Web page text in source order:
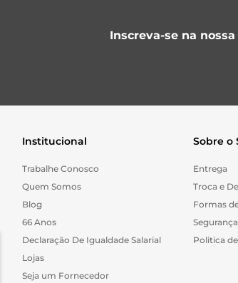
Inscreva-se na
Institucional
Trabalhe Conosco
Quem Somos
Blog
66 Anos
Declaração De Igualdade Salarial
Lojas
Seja um Fornecedor
Sobre o
Entrega
Troca e
Formas
Politica